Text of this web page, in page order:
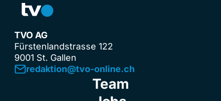
TVO AG
Fürstenlandstrasse 122
9001 St. Gallen
redaktion@tvo-online.ch
Team